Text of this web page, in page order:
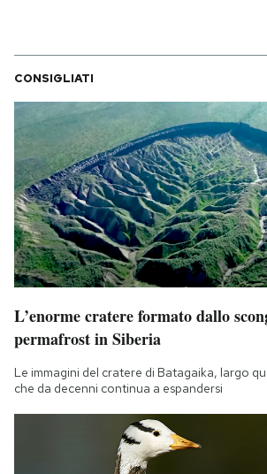
CONSIGLIATI
L’enorme cratere formato dallo
permafrost in Siberia
Le immagini del cratere di Batagaika, largo
che da decenni continua a espandersi